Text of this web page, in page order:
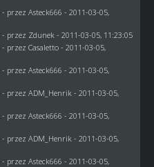
- przez Asteck666 - 2011-03-05,
- przez Zdunek - 2011-03-05, 11:23:05
- przez Casaletto- 2011-03-05,
- przez Asteck666 - 2011-03-05,
- przez ADM_Henrik - 2011-03-05,
- przez Asteck666 - 2011-03-05,
- przez ADM_Henrik - 2011-03-05,
- przez Asteck666 - 2011-03-05,